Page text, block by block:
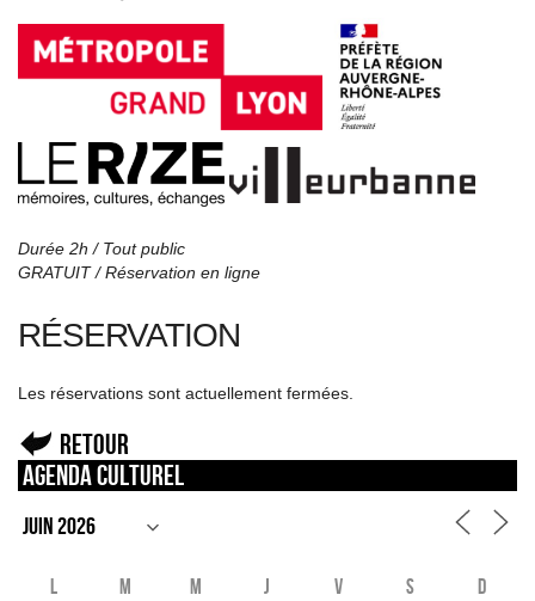
Durée 2h / Tout public
GRATUIT / Réservation en ligne
RÉSERVATION
Les réservations sont actuellement fermées.
Retour
Agenda culturel
L M M J V S D